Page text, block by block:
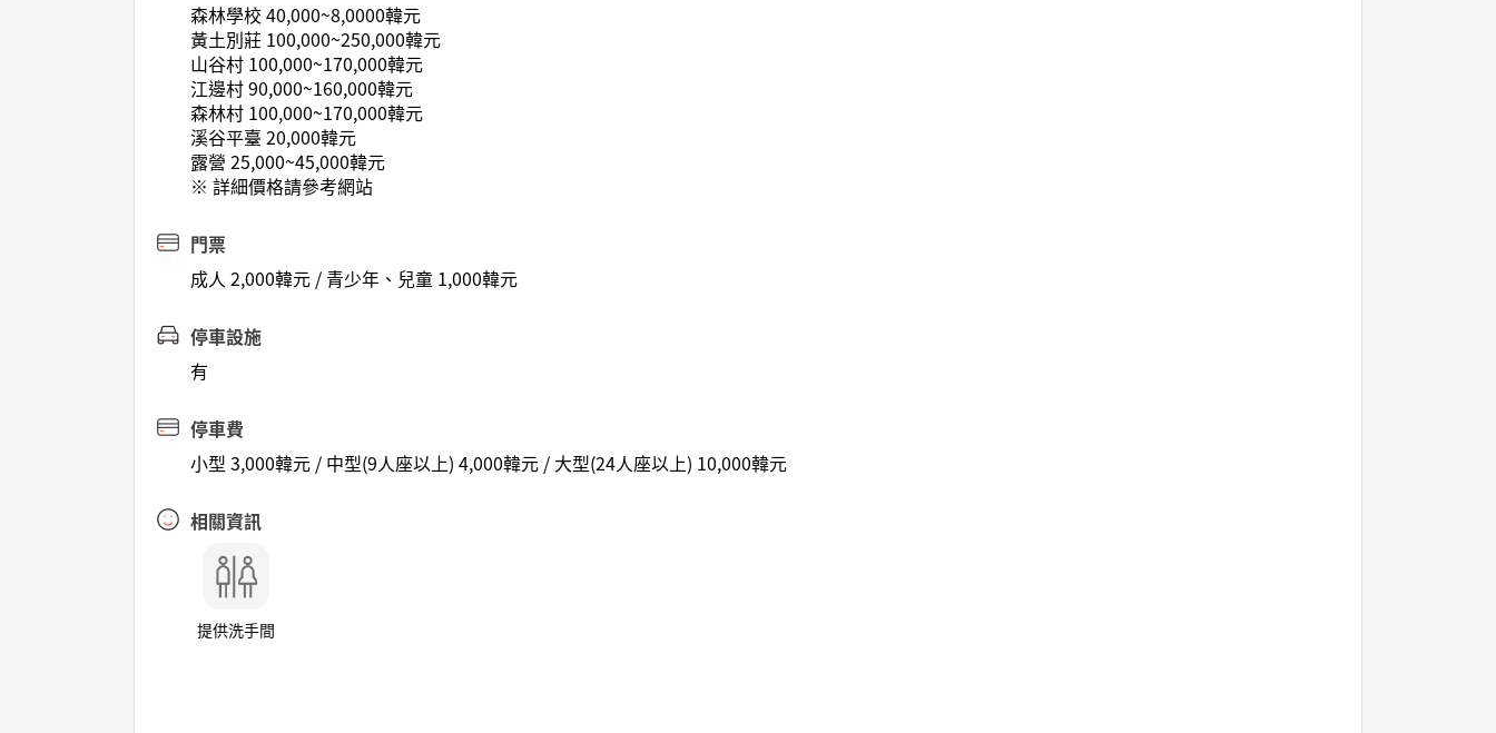
森林學校 40,000~8,0000韓元
黃土別莊 100,000~250,000韓元
山谷村 100,000~170,000韓元
江邊村 90,000~160,000韓元
森林村 100,000~170,000韓元
溪谷平臺 20,000韓元
露營 25,000~45,000韓元
※ 詳細價格請參考網站
門票
成人 2,000韓元 / 青少年、兒童 1,000韓元
停車設施
有
停車費
小型 3,000韓元 / 中型(9人座以上) 4,000韓元 / 大型(24人座以上) 10,000韓元
相關資訊
提供洗手間